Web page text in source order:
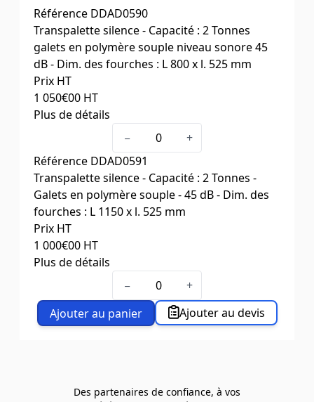
Référence DDAD0590
Transpalette silence - Capacité : 2 Tonnes
galets en polymère souple niveau sonore 45
dB - Dim. des fourches : L 800 x l. 525 mm
Prix HT
1 050€00 HT
Plus de détails
Dim. fourches L x l. (mm)800 x 525
Poids (kg) 72
−
+
Référence DDAD0591
Transpalette silence - Capacité : 2 Tonnes -
Galets en polymère souple - 45 dB - Dim. des
fourches : L 1150 x l. 525 mm
Prix HT
1 000€00 HT
Plus de détails
Dim. fourches L x l. (mm)1150 x 525
Poids (kg)78
−
+
Ajouter au panier
Ajouter au devis
Des partenaires de confiance, à vos